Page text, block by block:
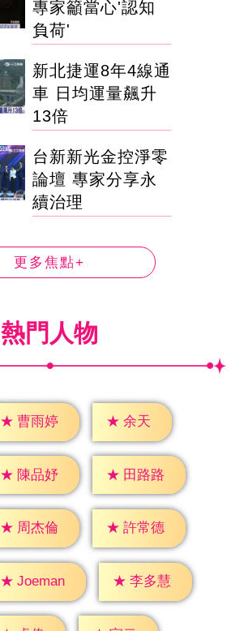
專家籲當心'認知
負荷'
新北捷運8年4線通
車 日均運量飆升
13倍
台新新光金控淨零
論壇 專家分享永
續治理
更多焦點+
熱門人物
★ 曹雨婷 ★ 余天
★ 陳品妤 ★ 田路路
★ 周杰倫 ★ 許常德
★ Joeman ★ 李多慧